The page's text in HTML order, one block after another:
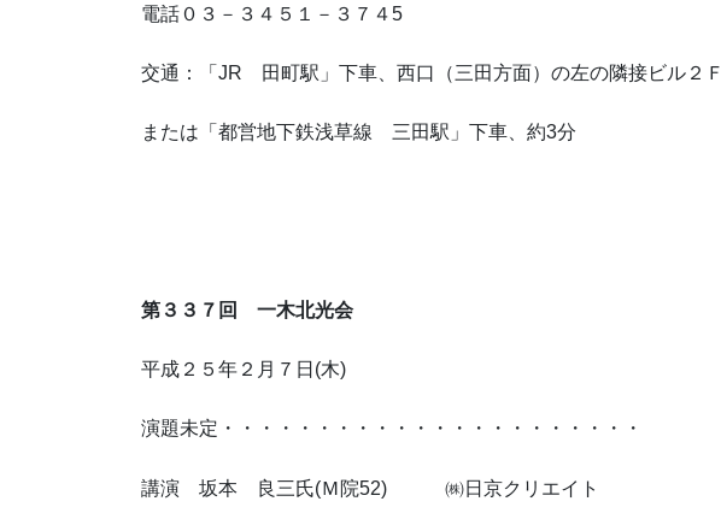
電話０３－３４５１－３７４5
交通：「JR 田町駅」下車、西口（三田方面）の左の隣接ビル２Ｆ
または「都営地下鉄浅草線 三田駅」下車、約3分
第３３７回 一木北光会
平成２５年２月７日(木)
演題未定・・・・・・・・・・・・・・・・・・・・・・
講演 坂本 良三氏(Ｍ院52) ㈱日京クリエイト